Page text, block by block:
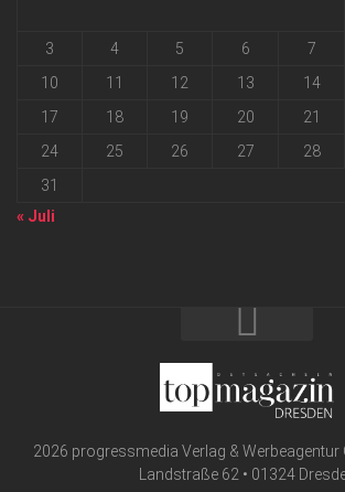
3
4 5 6 7
10
11 12 13 14
17
18 19 20 21
24
25 26 27 28
31
« Juli
2026 progressmedia Verlag & Werbeagentur
Landstraße 62 • 01324